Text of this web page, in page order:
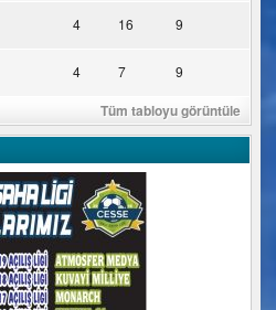
4 16 9
4 7 9
Tüm tabloyu görüntüle